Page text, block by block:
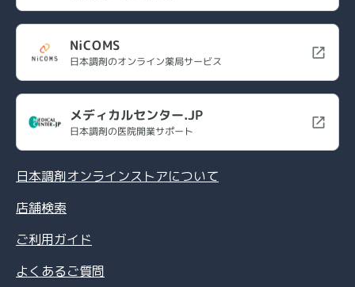
NiCOMS
日本調剤のオンライン薬局サービス
メディカルセンター.JP
日本調剤の医院開業サポート
日本調剤オンラインストアについて
店舗検索
ご利用ガイド
よくあるご質問